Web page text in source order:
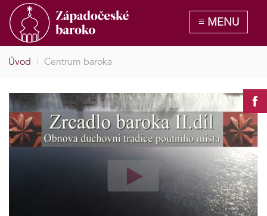
Úvod | Centrum baroka